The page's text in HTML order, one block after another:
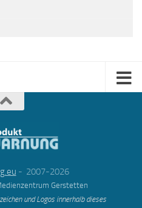
- 2007-2026
Gerstetten
und Logos innerhalb dieses